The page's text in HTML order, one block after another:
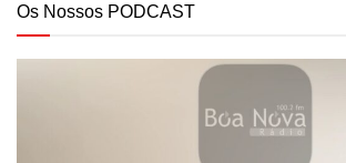
Os Nossos PODCAST